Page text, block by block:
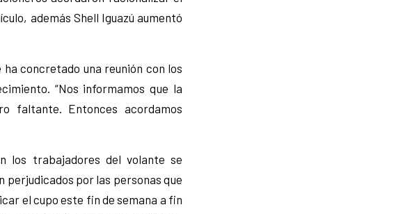
además Shell Iguazú aumentó
concretado una reunión con los
“Nos informamos que la
faltante. Entonces acordamos
los trabajadores del volante se
perjudicados por las personas que
el cupo este fin de semana a fin